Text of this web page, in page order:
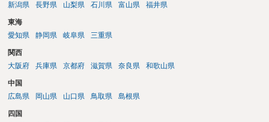
新潟県
長野県 山梨県 石川県 富山県 福井県
東海
愛知県
静岡県 岐阜県 三重県
関西
大阪府
兵庫県 京都府 滋賀県 奈良県 和歌山県
中国
広島県
岡山県 山口県 鳥取県 島根県
四国